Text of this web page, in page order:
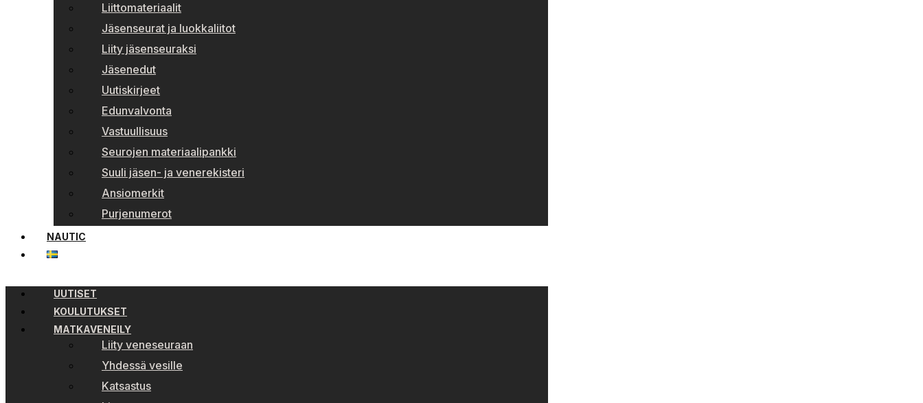
Liittomateriaalit
Jäsenseurat ja luokkaliitot
Liity jäsenseuraksi
Jäsenedut
Uutiskirjeet
Edunvalvonta
Vastuullisuus
Seurojen materiaalipankki
Suuli jäsen- ja venerekisteri
Ansiomerkit
Purjenumerot
NAUTIC
UUTISET
KOULUTUKSET
MATKAVENEILY
Liity veneseuraan
Yhdessä vesille
Katsastus